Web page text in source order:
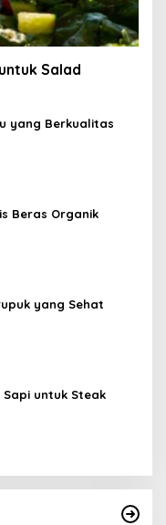
Salad
yang Berkualitas
Beras Organik
yang Sehat
Sapi untuk Steak